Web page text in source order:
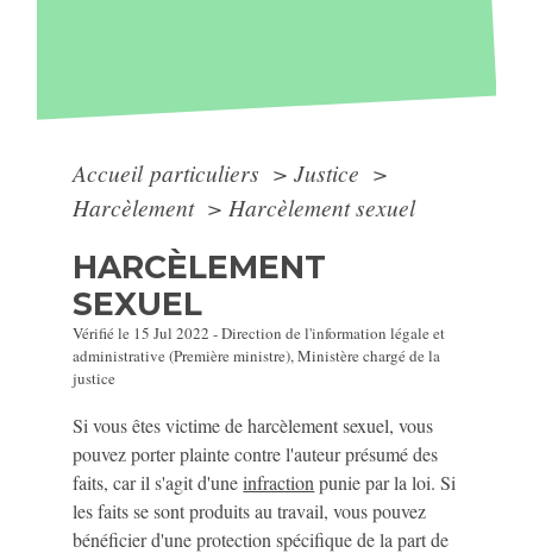
Accueil particuliers > Justice >
Harcèlement > Harcèlement sexuel
HARCÈLEMENT
SEXUEL
Vérifié le 15 Jul 2022 - Direction de l'information légale et
administrative (Première ministre), Ministère chargé de la
justice
Si vous êtes victime de harcèlement sexuel, vous
pouvez porter plainte contre l'auteur présumé des
faits, car il s'agit d'uneinfraction punie par la loi. Si
les faits se sont produits au travail, vous pouvez
bénéficier d'une protection spécifique de la part de